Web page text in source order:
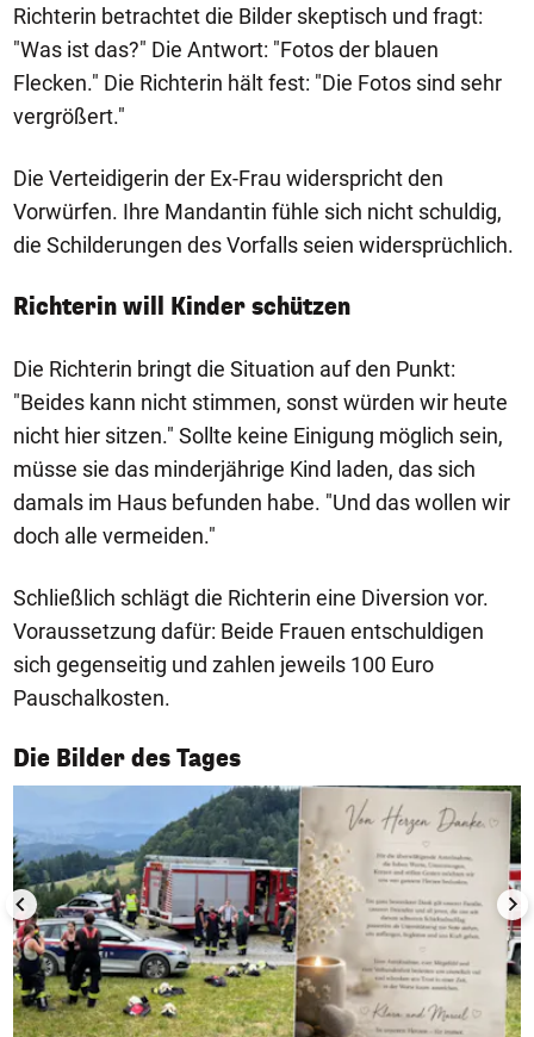
Richterin betrachtet die Bilder skeptisch und fragt:
"Was ist das?" Die Antwort: "Fotos der blauen
Flecken." Die Richterin hält fest: "Die Fotos sind sehr
vergrößert."
Die Verteidigerin der Ex-Frau widerspricht den
Vorwürfen. Ihre Mandantin fühle sich nicht schuldig,
die Schilderungen des Vorfalls seien widersprüchlich.
Richterin will Kinder schützen
Die Richterin bringt die Situation auf den Punkt:
"Beides kann nicht stimmen, sonst würden wir heute
nicht hier sitzen." Sollte keine Einigung möglich sein,
müsse sie das minderjährige Kind laden, das sich
damals im Haus befunden habe. "Und das wollen wir
doch alle vermeiden."
Schließlich schlägt die Richterin eine Diversion vor.
Voraussetzung dafür: Beide Frauen entschuldigen
sich gegenseitig und zahlen jeweils 100 Euro
Pauschalkosten.
Die Bilder des Tages
1/50